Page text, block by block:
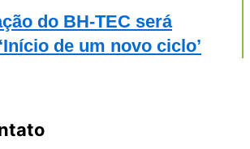
do BH-TEC será
de um novo ciclo’